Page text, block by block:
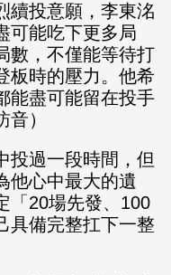
續投意願，李東洺
可能吃下更多局
數，不僅能等待打
板時的壓力。他希
能盡可能留在投手
）
投過一段時間，但
他心中最大的遺
「20場先發、100
具備完整扛下一整